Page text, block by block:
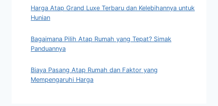
Harga Atap Grand Luxe Terbaru dan Kelebihannya untuk
Hunian
Bagaimana Pilih Atap Rumah yang Tepat? Simak
Panduannya
Biaya Pasang Atap Rumah dan Faktor yang
Mempengaruhi Harga